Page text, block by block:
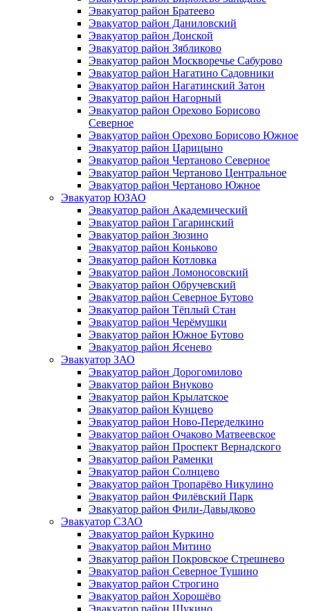
Эвакуатор район Братеево
Эвакуатор район Даниловский
Эвакуатор район Донской
Эвакуатор район Зябликово
Эвакуатор район Москворечье Сабурово
Эвакуатор район Нагатино Cадовники
Эвакуатор район Нагатинский Затон
Эвакуатор район Нагорный
Эвакуатор район Орехово Борисово
Северное
Эвакуатор район Орехово Борисово Южное
Эвакуатор район Царицыно
Эвакуатор район Чертаново Северное
Эвакуатор район Чертаново Центральное
Эвакуатор район Чертаново Южное
Эвакуатор ЮЗАО
Эвакуатор район Академический
Эвакуатор район Гагаринский
Эвакуатор район Зюзино
Эвакуатор район Коньково
Эвакуатор район Котловка
Эвакуатор район Ломоносовский
Эвакуатор район Обручевский
Эвакуатор район Северное Бутово
Эвакуатор район Тёплый Стан
Эвакуатор район Черёмушки
Эвакуатор район Южное Бутово
Эвакуатор район Ясенево
Эвакуатор ЗАО
Эвакуатор район Дорогомилово
Эвакуатор район Внуково
Эвакуатор район Крылатское
Эвакуатор район Кунцево
Эвакуатор район Ново-Переделкино
Эвакуатор район Очаково Матвеевское
Эвакуатор район Проспект Вернадского
Эвакуатор район Раменки
Эвакуатор район Солнцево
Эвакуатор район Тропарёво Никулино
Эвакуатор район Филёвский Парк
Эвакуатор район Фили-Давыдково
Эвакуатор СЗАО
Эвакуатор район Куркино
Эвакуатор район Митино
Эвакуатор район Покровское Стрешнево
Эвакуатор район Северное Тушино
Эвакуатор район Строгино
Эвакуатор район Хорошёво